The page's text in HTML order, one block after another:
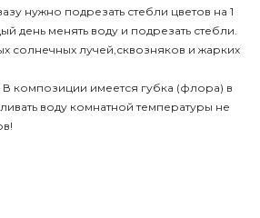
нужно подрезать стебли цветов на 1
день менять воду и подрезать стебли.
солнечных лучей,сквозняков и жарких
композиции имеется губка (флора) в
воду комнатной температуры не